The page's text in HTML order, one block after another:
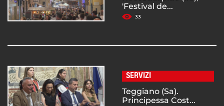
'Festival de...
33
SERVIZI
Teggiano (Sa).
Principessa Cost...